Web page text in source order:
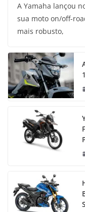
A Yamaha lançou
sua moto on/off-
mais robusto,